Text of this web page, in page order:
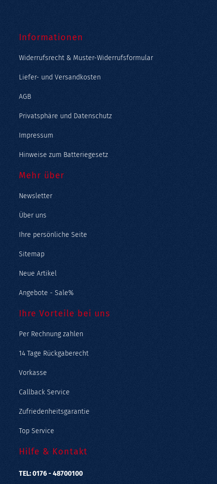
Informationen
Widerrufsrecht & Muster-Widerrufsformular
Liefer- und Versandkosten
AGB
Privatsphäre und Datenschutz
Impressum
Hinweise zum Batteriegesetz
Mehr über
Newsletter
Über uns
Ihre persönliche Seite
Sitemap
Neue Artikel
Angebote - Sale%
Ihre Vorteile bei uns
Per Rechnung zahlen
14 Tage Rückgaberecht
Vorkasse
Callback Service
Zufriedenheitsgarantie
Top Service
Hilfe & Kontakt
TEL: 0176 - 48700100